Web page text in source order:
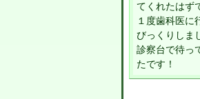
てくれたはず
１度歯科医に
びっくりしま
診察台で待っ
たです！